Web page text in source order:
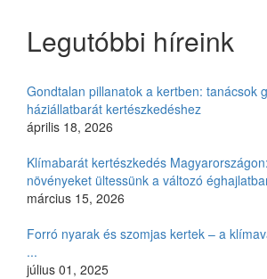
Legutóbbi híreink
Gondtalan pillanatok a kertben: tanácsok
háziállatbarát kertészkedéshez
április 18, 2026
Klímabarát kertészkedés
növényeket ültessünk a változó
március 15, 2026
Forró nyarak és szomjas kertek – a
...
július 01, 2025